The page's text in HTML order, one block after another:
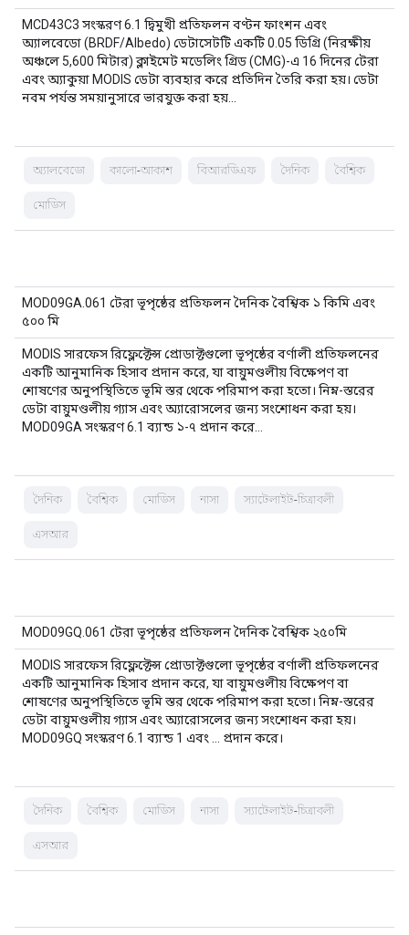
MCD43C3 সংস্করণ 6.1 দ্বিমুখী প্রতিফলন বণ্টন ফাংশন এবং
অ্যালবেডো (BRDF/Albedo) ডেটাসেটটি একটি 0.05 ডিগ্রি (নিরক্ষীয়
অঞ্চলে 5,600 মিটার) ক্লাইমেট মডেলিং গ্রিড (CMG)-এ 16 দিনের টেরা
এবং অ্যাকুয়া MODIS ডেটা ব্যবহার করে প্রতিদিন তৈরি করা হয়। ডেটা
নবম পর্যন্ত সময়ানুসারে ভারযুক্ত করা হয়…
অ্যালবেডো কালো-আকাশ বিআরডিএফ দৈনিক বৈশ্বিক
মোডিস
MOD09GA.061 টেরা ভূপৃষ্ঠের প্রতিফলন দৈনিক বৈশ্বিক ১ কিমি এবং
৫০০ মি
MODIS সারফেস রিফ্লেক্টেন্স প্রোডাক্টগুলো ভূপৃষ্ঠের বর্ণালী প্রতিফলনের
একটি আনুমানিক হিসাব প্রদান করে, যা বায়ুমণ্ডলীয় বিক্ষেপণ বা
শোষণের অনুপস্থিতিতে ভূমি স্তর থেকে পরিমাপ করা হতো। নিম্ন-স্তরের
ডেটা বায়ুমণ্ডলীয় গ্যাস এবং অ্যারোসলের জন্য সংশোধন করা হয়।
MOD09GA সংস্করণ 6.1 ব্যান্ড ১-৭ প্রদান করে…
দৈনিক বৈশ্বিক মোডিস নাসা স্যাটেলাইট-চিত্রাবলী
এসআর
MOD09GQ.061 টেরা ভূপৃষ্ঠের প্রতিফলন দৈনিক বৈশ্বিক ২৫০মি
MODIS সারফেস রিফ্লেক্টেন্স প্রোডাক্টগুলো ভূপৃষ্ঠের বর্ণালী প্রতিফলনের
একটি আনুমানিক হিসাব প্রদান করে, যা বায়ুমণ্ডলীয় বিক্ষেপণ বা
শোষণের অনুপস্থিতিতে ভূমি স্তর থেকে পরিমাপ করা হতো। নিম্ন-স্তরের
ডেটা বায়ুমণ্ডলীয় গ্যাস এবং অ্যারোসলের জন্য সংশোধন করা হয়।
MOD09GQ সংস্করণ 6.1 ব্যান্ড 1 এবং … প্রদান করে।
দৈনিক বৈশ্বিক মোডিস নাসা স্যাটেলাইট-চিত্রাবলী
এসআর